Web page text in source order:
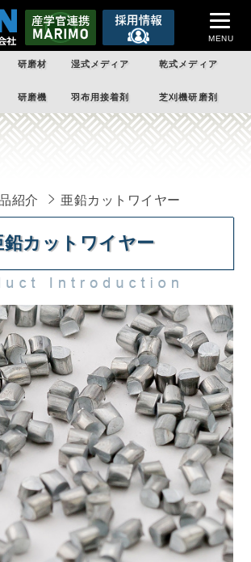
研磨材 湿式メディア 乾式メディア
研磨機 羽布用接着剤 芝刈機研磨剤
紹介 亜鉛カットワイヤー
鉛カットワイヤー
MENU